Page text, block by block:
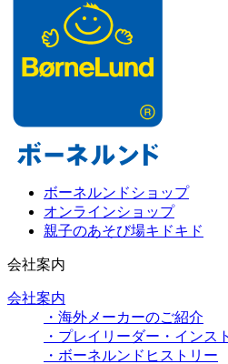
ボーネルンドショップ
オンラインショップ
親子のあそび場キドキド
会社案内
会社案内
・海外メーカーのご紹介
・プレイリーダー・インス
・ボーネルンドヒストリー